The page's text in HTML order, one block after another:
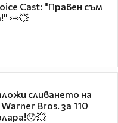
Cast: "Правен съм
👀💥
сливането на
Bros. за 110